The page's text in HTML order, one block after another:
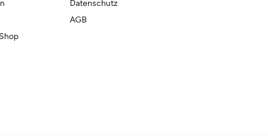
Datenschutz
AGB